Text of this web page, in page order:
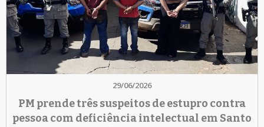
29/06/2026
PM prende três suspeitos de estupro contra
pessoa com deficiência intelectual em Santo